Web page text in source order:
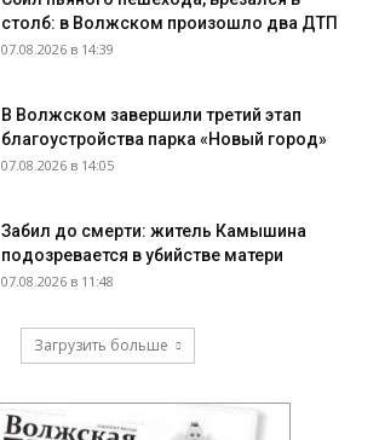
столб: в Волжском произошло два ДТП
07.08.2026 в 14:39
В Волжском завершили третий этап
благоустройства парка «Новый город»
07.08.2026 в 14:05
Забил до смерти: житель Камышина
подозревается в убийстве матери
07.08.2026 в 11:48
Загрузить больше